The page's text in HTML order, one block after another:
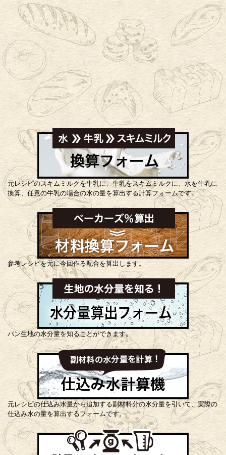
元レシピのスキムミルクを牛乳に、牛乳をスキムミルクに、水を牛乳に
換算、任意の牛乳の場合の水の量を算出する計算フォームです。
参考レシピを元に今回作る配合を算出します。
パン生地の水分量を知ることができます。
元レシピの仕込み水量から追加する副材料分の水分量を引いて、実際の
仕込み水の量を算出するフォームです。